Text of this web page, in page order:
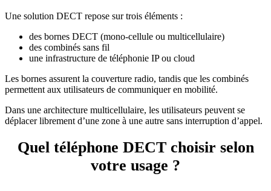
Une solution DECT repose sur trois éléments :
des bornes DECT (mono-cellule ou multicellulaire)
des combinés sans fil
une infrastructure de téléphonie IP ou cloud
Les bornes assurent la couverture radio, tandis que les combinés
permettent aux utilisateurs de communiquer en mobilité.
Dans une architecture multicellulaire, les utilisateurs peuvent se
déplacer librement d’une zone à une autre sans interruption d’appel.
Quel téléphone DECT choisir selon
votre usage ?